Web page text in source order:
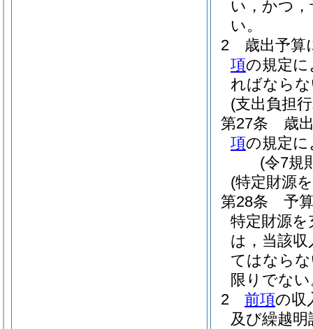
い，かつ
い。
2
歳出予算
項の規定
ればなら
(支出負担
第27条
歳
項の規定
(令7規
(特定財源
第28条
予
特定財源
は，当該
てはなら
限りでな
2
前項の収
及び繰越